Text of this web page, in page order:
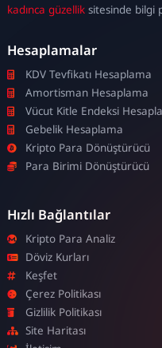
kadınca güzellik sitesinde bilgi
Hesaplamalar
KDV Tevfikatı Hesaplama
Amortisman Hesaplama
Vücut Kitle Endeksi
Gebelik Hesaplama
Kripto Para Dönüştürücü
Para Birimi Dönüştürücü
Hızlı Bağlantılar
Kripto Para Analiz
Döviz Kurları
Keşfet
Çerez Politikası
Gizlilik Politikası
Site Haritası